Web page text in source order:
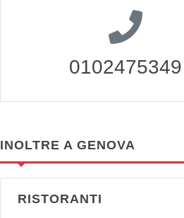
0102475349
INOLTRE A GENOVA
RISTORANTI